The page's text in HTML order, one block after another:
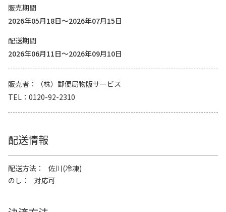
販売期間
2026年05月18日～2026年07月15日
配送期間
2026年06月11日～2026年09月10日
販売者
（株）郵便局物販サービス
TEL
0120-92-2310
配送情報
配送方法
佐川(冷凍)
のし
対応可